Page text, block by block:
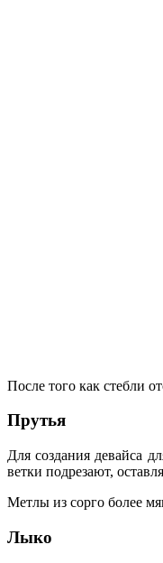
После того как стебли
Прутья
Для создания девайса
ветки подрезают,
Метлы из сорго более
Лыко